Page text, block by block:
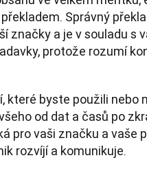
Správný
značky a je v souladu s
protože rozumí
byste použili nebo
od dat a časů po
pro vaši značku a vaše
rozvíjí a komunikuje.